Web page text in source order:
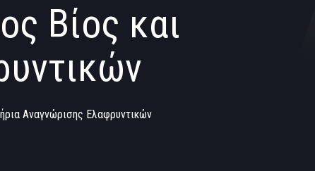
Βίος και
Αναγνώρισης Ελαφρυντικών